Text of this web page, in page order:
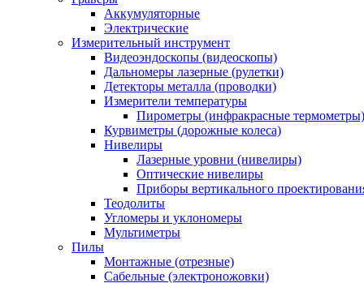
Аккумуляторные
Электрические
Измерительный инструмент
Видеоэндоскопы (видеоскопы)
Дальномеры лазерные (рулетки)
Детекторы металла (проводки)
Измерители температуры
Пирометры (инфракрасные термометры)
Курвиметры (дорожные колеса)
Нивелиры
Лазерные уровни (нивелиры)
Оптические нивелиры
Приборы вертикального
Теодолиты
Угломеры и уклономеры
Мультиметры
Пилы
Монтажные (отрезные)
Сабельные (электроножовки)